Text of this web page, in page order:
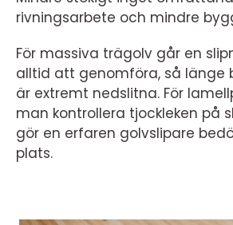
rivningsarbete och mindre
För massiva trägolv går en
alltid att genomföra, så länge
är extremt nedslitna. För
man kontrollera tjockleken på
gör en erfaren golvslipare
plats.